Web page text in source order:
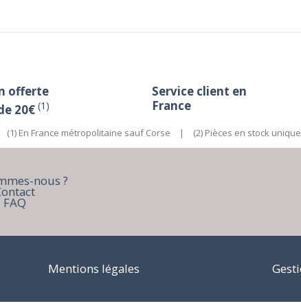
offerte
20€ (1)
Service client en
France
(1) En France métropolitaine sauf Corse | (2) Pièces en stock
nous ?
FAQ
Mentions légales